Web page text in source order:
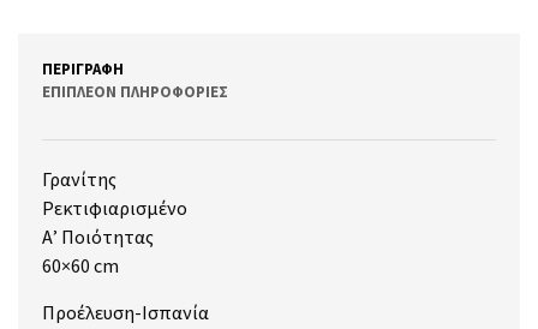
ΠΕΡΙΓΡΑΦΉ
ΕΠΙΠΛΈΟΝ ΠΛΗΡΟΦΟΡΊΕΣ
Γρανίτης
Ρεκτιφιαρισμένο
Α’ Ποιότητας
60×60 cm
Προέλευση-Ισπανία